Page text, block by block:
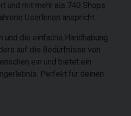
und mit mehr als 740 Shops
UserInnen anspricht.
und die einfache Handhabung
auf die Bedürfnisse von
ein und bietet ein
Perfekt für deinen